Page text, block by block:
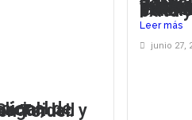
y Convivencia en Teruel.
Participación de la Policía Local de Valencia y @mediapoli_
Leer más
junio 27,